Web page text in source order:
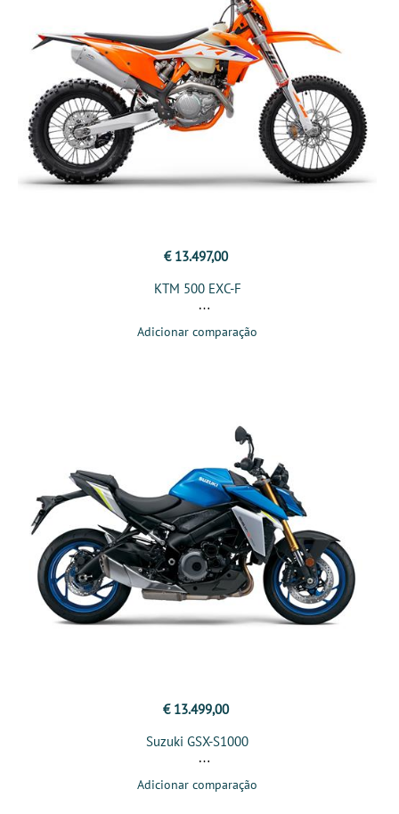
€ 13.497,00
KTM 500 EXC-F
Adicionar comparação
€ 13.499,00
Suzuki GSX-S1000
Adicionar comparação